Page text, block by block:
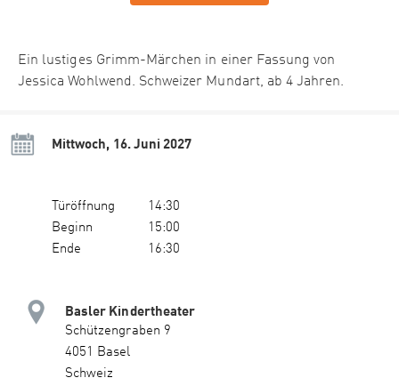
Ein lustiges Grimm-Märchen in einer Fassung von
Jessica Wohlwend. Schweizer Mundart, ab 4 Jahren.
Mittwoch, 16. Juni 2027
Türöffnung
14:30
Beginn
15:00
Ende
16:30
Basler Kindertheater
Schützengraben 9
4051 Basel
Schweiz